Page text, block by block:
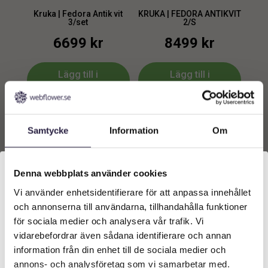
Samtycke Information Om
Denna webbplats använder cookies
Vi använder enhetsidentifierare för att anpassa innehållet
och annonserna till användarna, tillhandahålla funktioner
för sociala medier och analysera vår trafik. Vi
vidarebefordrar även sådana identifierare och annan
information från din enhet till de sociala medier och
annons- och analysföretag som vi samarbetar med.
Kruka | Fedora Antik vit
3/set
6699 kr
Lägg till i
KRUKA | FEDORA ANTIKVIT
2/S
8499 kr
Lägg till i
varukorg
KRUKA | FEDORA MATT
SVART 2/S
2/Set Ø45x27x57cm
Välkommen till Webflower
Vilken typ av kund är du? Du kan alltid justera ditt val
längst upp på sidan.
Företagskund (exkl. moms)